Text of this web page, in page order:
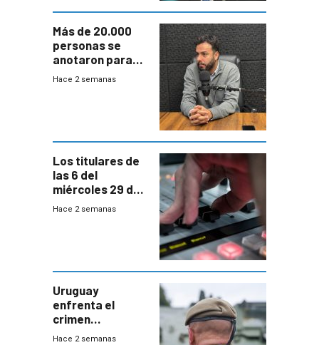
Más de 20.000
personas se
anotaron para
las pruebas
Hace 2 semanas
Los titulares de
las 6 del
miércoles 29 de
julio de 2026
Hace 2 semanas
Uruguay
enfrenta el
crimen
organizado con
Hace 2 semanas